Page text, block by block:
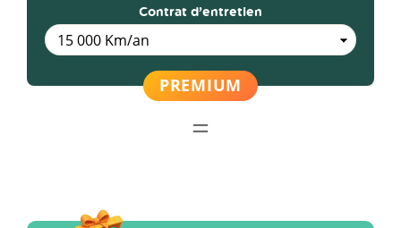
Contrat d’entretien